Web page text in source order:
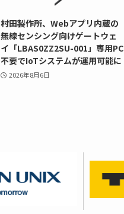
村田製作所、Webアプリ内蔵の
無線センシング向けゲートウェ
イ「LBAS0ZZ2SU-001」専用PC
不要でIoTシステムが運用可能に
2026年8月6日